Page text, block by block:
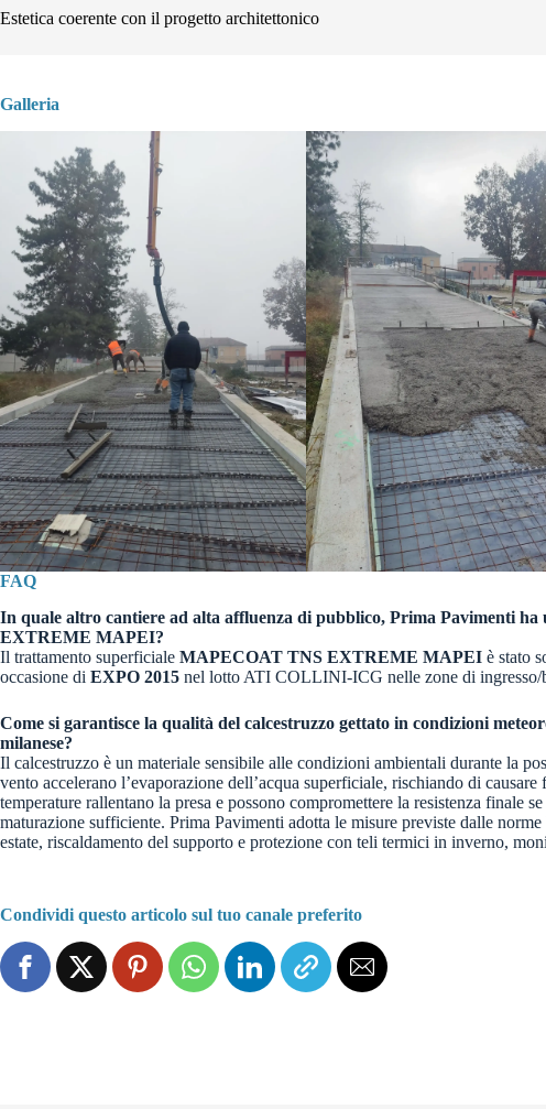
Estetica coerente con il progetto architettonico
Galleria
FAQ
In quale altro cantiere ad alta affluenza di pubblico, Prima Pavimenti ha
EXTREME MAPEI?
Il trattamento superficiale MAPECOAT TNS EXTREME MAPEI è stato
occasione di EXPO 2015 nel lotto ATI COLLINI-ICG nelle zone di ingresso/
Come si garantisce la qualità del calcestruzzo gettato in condizioni
milanese?
Il calcestruzzo è un materiale sensibile alle condizioni ambientali durante la
vento accelerano l’evaporazione dell’acqua superficiale, rischiando di
temperature rallentano la presa e possono compromettere la resistenza finale
maturazione sufficiente. Prima Pavimenti adotta le misure previste dalle
estate, riscaldamento del supporto e protezione con teli termici in inverno,
Condividi questo articolo sul tuo canale preferito